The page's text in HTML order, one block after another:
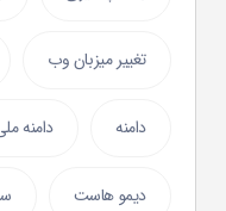
تغییر میزبان وب
دامنه دامنه
دیمو هاست